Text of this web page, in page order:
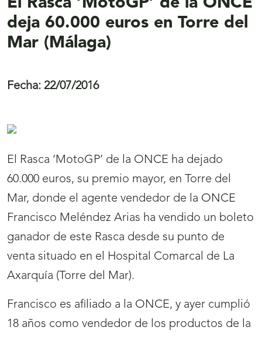
deja 60.000 euros en Torre del
Mar (Málaga)
Fecha: 22/07/2016
El Rasca ‘MotoGP’ de la ONCE ha dejado
60.000 euros, su premio mayor, en Torre del
Mar, donde el agente vendedor de la ONCE
Francisco Meléndez Arias ha vendido un boleto
ganador de este Rasca desde su punto de
venta situado en el Hospital Comarcal de La
Axarquía (Torre del Mar).
Francisco es afiliado a la ONCE, y ayer cumplió
18 años como vendedor de los productos de la